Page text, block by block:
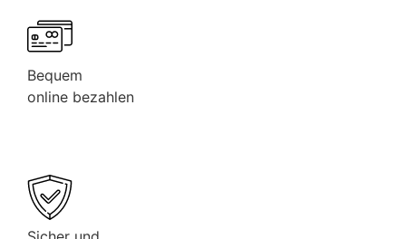
Bequem
online bezahlen